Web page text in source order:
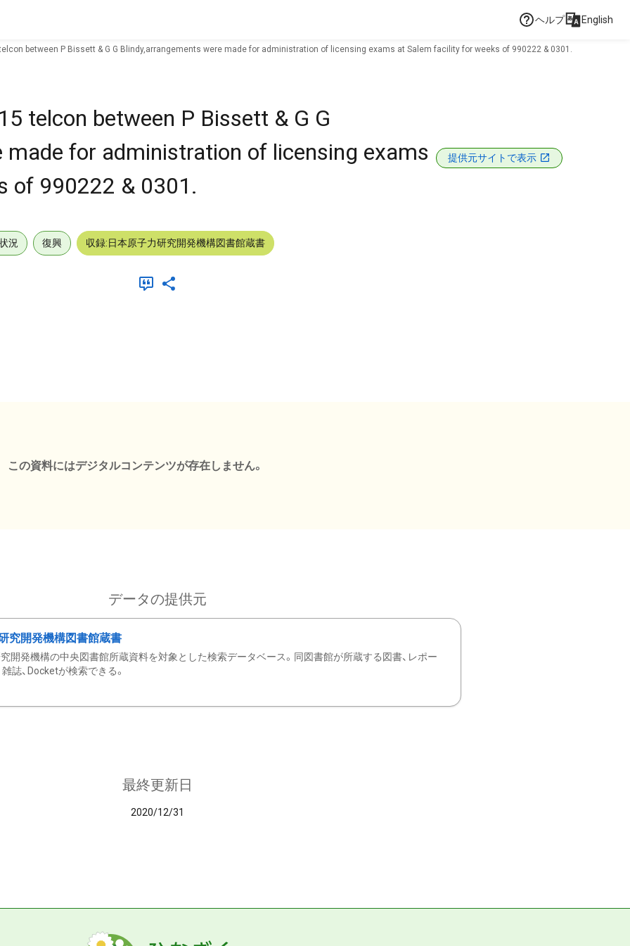
ヘルプ English
between P Bissett & G G Blindy,arrangements were made for administration of licensing exams at Salem facility for weeks of 990222 & 0301.
telcon between P Bissett & G G
made for administration of licensing exams
of 990222 & 0301.
提供元サイトで表示
況 復興 収録:日本原子力研究開発機構図書館蔵書
この資料にはデジタルコンテンツが存在しません。
データの提供元
究開発機構図書館蔵書
開発機構の中央図書館所蔵資料を対象とした検索データベース。同図書館が所蔵する図書、レポー
雑誌、Docketが検索できる。
最終更新日
2020/12/31